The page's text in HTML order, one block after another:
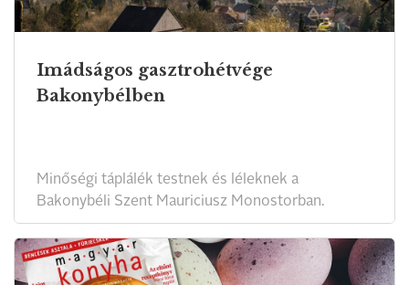
Imádságos gasztrohétvége
Bakonybélben
Minőségi táplálék testnek és léleknek a
Bakonybéli Szent Mauriciusz Monostorban.